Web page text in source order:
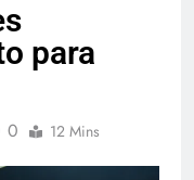
para
0 12 Mins